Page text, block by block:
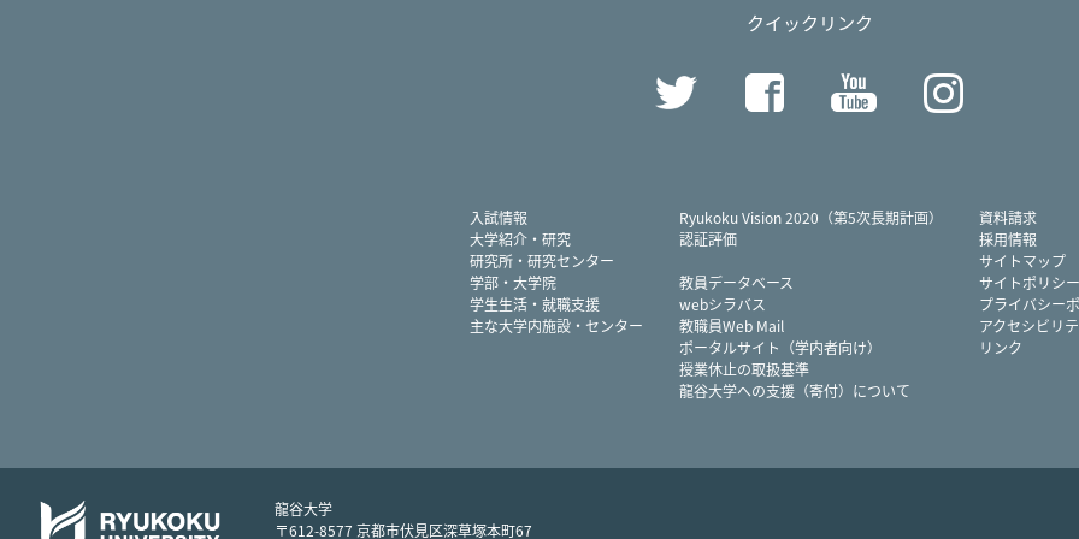
クイックリンク
Twitter FacebookYouTube
入試情報
大学紹介・研究
研究所・研究センター
学部・大学院
学生生活・就職支援
主な大学内施設・センター
Ryukoku Vision 2020（第5次長期計画）
認証評価
教員データベース
webシラバス
教職員Web Mail
ポータルサイト（学内者向け）
授業休止の取扱基準
龍谷大学への支援（寄付）について
資料請求
採用情報
サイトマップ
サイトポリシー
プライバシー
アクセシビリ
リンク
龍谷大学
〒612-8577 京都市伏見区深草塚本町67